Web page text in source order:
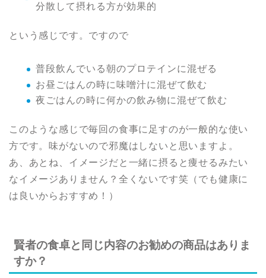
分散して摂れる方が効果的
という感じです。ですので
普段飲んでいる朝のプロテインに混ぜる
お昼ごはんの時に味噌汁に混ぜて飲む
夜ごはんの時に何かの飲み物に混ぜて飲む
このような感じで毎回の食事に足すのが一般的な使い
方です。味がないので邪魔はしないと思いますよ。
あ、あとね、イメージだと一緒に摂ると痩せるみたい
なイメージありません？全くないです笑（でも健康に
は良いからおすすめ！）
賢者の食卓と同じ内容のお勧めの商品はありま
すか？